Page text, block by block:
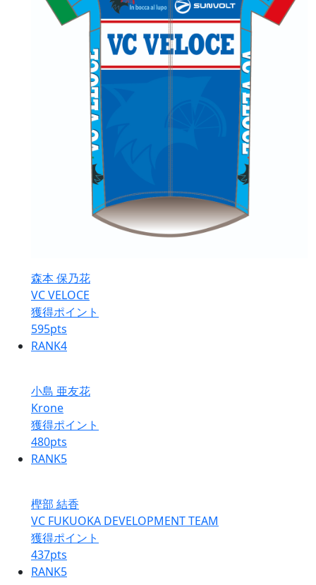
森本 保乃花
VC VELOCE
獲得ポイント
595pts
RANK4
小島 亜友花
Krone
獲得ポイント
480pts
RANK5
樫部 結香
VC FUKUOKA DEVELOPMENT TEAM
獲得ポイント
437pts
RANK5